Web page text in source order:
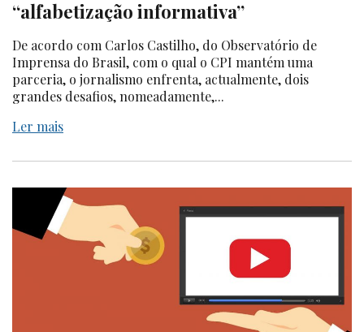
“alfabetização informativa”
De acordo com Carlos Castilho, do Observatório de
Imprensa do Brasil, com o qual o CPI mantém uma
parceria, o jornalismo enfrenta, actualmente, dois
grandes desafios, nomeadamente,...
Ler mais